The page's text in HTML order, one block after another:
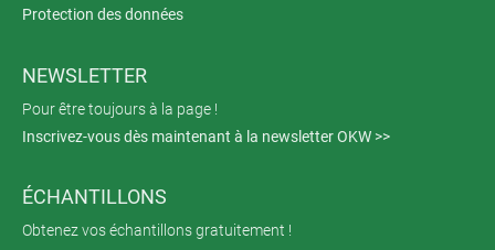
Protection des données
NEWSLETTER
Pour être toujours à la page !
Inscrivez-vous dès maintenant à la newsletter OKW >>
ÉCHANTILLONS
Obtenez vos échantillons gratuitement !